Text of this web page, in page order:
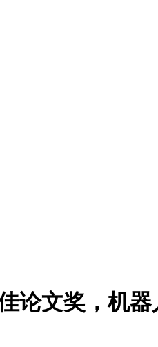
论文奖，机器